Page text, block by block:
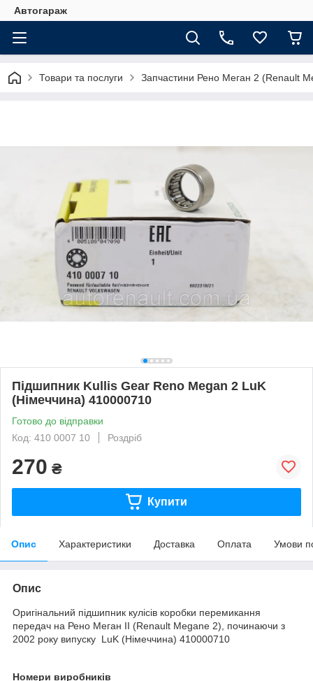
Автогараж
Товари та послуги Запчастини Рено Меган 2 (Renault
Підшипник Kullis Gear Reno Megan 2 LuK
(Німеччина) 410000710
Готово до відправки
Код: 410 0007 10
Роздріб
270 ₴
Купити
Опис Характеристики Доставка Оплата Умови
Опис
Оригінальний підшипник кулісів коробки перемикання
передач на Рено Меган II (Renault Megane 2), починаючи з
2002 року випуску LuK (Німеччина) 410000710
Номери виробників